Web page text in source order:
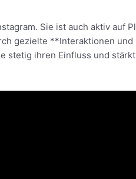
Sie ist auch aktiv auf
gezielte **Interaktionen und
stetig ihren Einfluss und